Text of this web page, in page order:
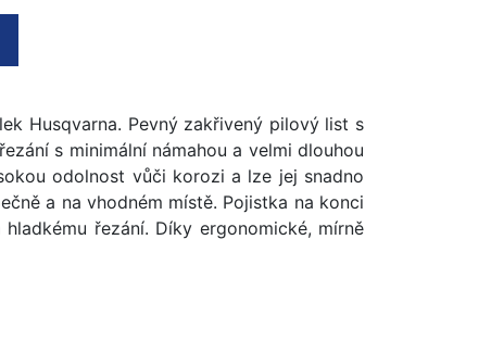
Husqvarna. Pevný zakřivený pilový list s
s minimální námahou a velmi dlouhou
odolnost vůči korozi a lze jej snadno
a na vhodném místě. Pojistka na konci
řezání. Díky ergonomické, mírně